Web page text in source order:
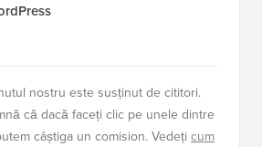
nostru este susținut de cititori.
că dacă faceți clic pe unele dintre
câștiga un comision. Vedeți cum